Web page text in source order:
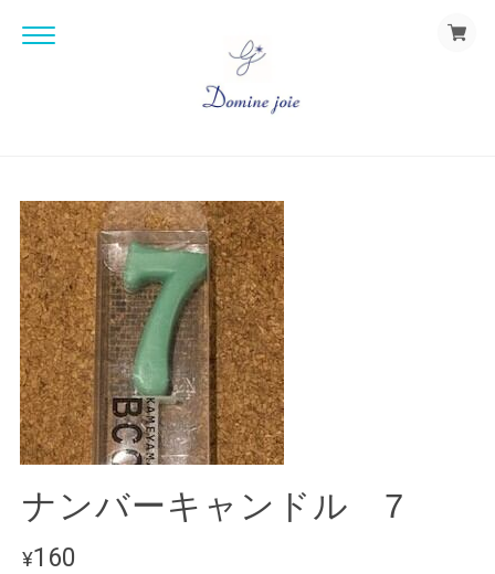
ナンバーキャンドル 7
¥160